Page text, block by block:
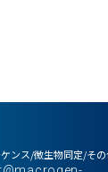
ンス/微生物同定/その